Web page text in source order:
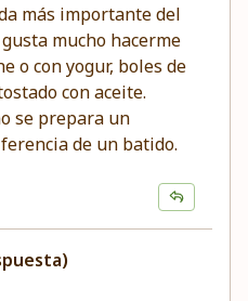
más importante del
mucho hacerme
o con yogur, boles de
con aceite.
se prepara un
de un batido.